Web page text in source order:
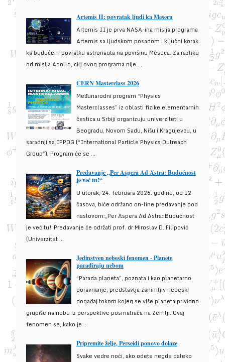
Artemis II: povratak ljudi ka Mesecu
Artemis II je prva NASA-ina misija programa
Artemis sa ljudskom posadom i ključni korak
ka budućem povratku astronauta na površinu Meseca. Za razliku
od misija Apollo, cilj ovog programa nije ...
CERN Masterclass 2026
Međunarodni program “Physics
Masterclasses” iz oblasti fizike elementarnih
čestica u Srbiji organizuju univerziteti u
Beogradu, Novom Sadu, Nišu i Kragujevcu, u
saradnji sa IPPOG (“International Particle Physics Outreach
Group”). Program će se ...
Predavanje „Per Aspera Ad Astra: Budućnost
je već tu!“
U utorak, 24. februara 2026. godine, od 12
časova, biće održano on-line predavanje pod
naslovom:„Per Aspera Ad Astra: Budućnost
je već tu!“Predavanje će održati prof. dr Miroslav D. Filipović
(Univerzitet ...
Jedinstven nebeski fenomen - Planete
paradiraju nebom
“Parada planeta”, poznata i kao planetarno
poravnanje, predstavlja zanimljiv nebeski
događaj tokom kojeg se više planeta prividno
grupiše na nebu iz perspektive posmatrača na Zemlji. Ovaj
fenomen se, kako je ...
Pripremite želje, Perseidi ponovo dolaze
Svake vedre noći, ako odete negde daleko